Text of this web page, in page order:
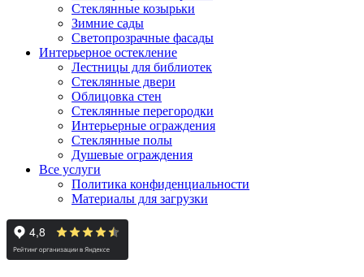
Стеклянные козырьки
Зимние сады
Светопрозрачные фасады
Интерьерное остекление
Лестницы для библиотек
Стеклянные двери
Облицовка стен
Стеклянные перегородки
Интерьерные ограждения
Стеклянные полы
Душевые ограждения
Все услуги
Политика конфиденциальности
Материалы для загрузки